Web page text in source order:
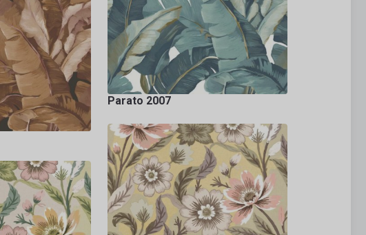
Parato 2007